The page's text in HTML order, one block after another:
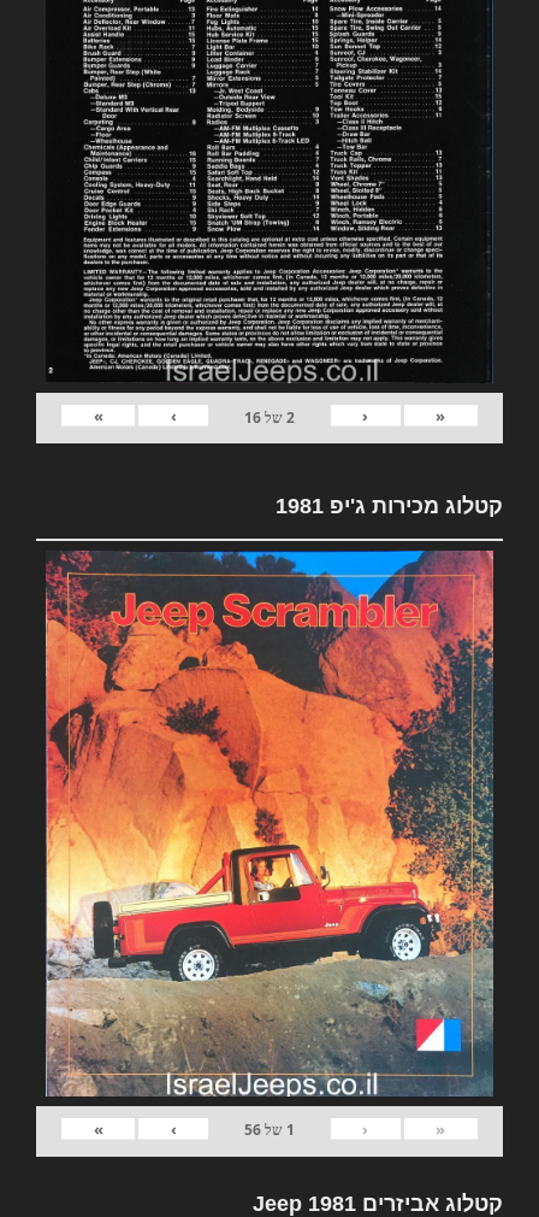
«
‹
2של16
›
»
קטלוג מכירות ג'יפ 1981
«
‹
1 של56
›
»
קטלוג אביזרים 1981 Jeep